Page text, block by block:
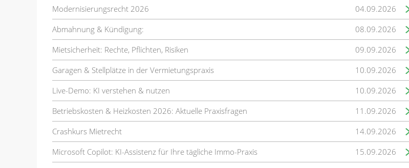
Modernisierungsrecht 2026
04.09.2026
Abmahnung & Kündigung:
08.09.2026
Mietsicherheit: Rechte, Pflichten, Risiken
09.09.2026
Garagen & Stellplätze in der Vermietungspraxis
10.09.2026
Live-Demo: KI verstehen & nutzen
10.09.2026
Betriebskosten & Heizkosten 2026: Aktuelle Praxisfragen
11.09.2026
Crashkurs Mietrecht
14.09.2026
Microsoft Copilot: KI-Assistenz für Ihre tägliche Immo-Praxis
15.09.2026